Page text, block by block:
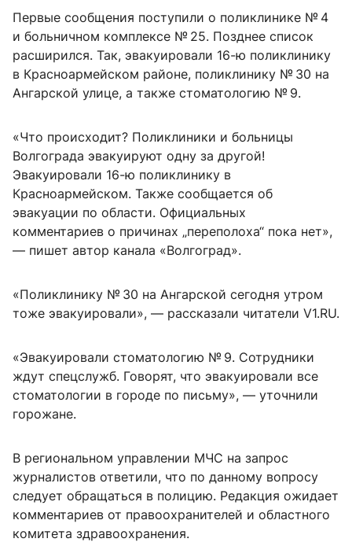
Первые сообщения поступили о поликлинике № 4
и больничном комплексе № 25. Позднее список
расширился. Так, эвакуировали 16-ю поликлинику
в Красноармейском районе, поликлинику № 30 на
Ангарской улице, а также стоматологию № 9.
«Что происходит? Поликлиники и больницы
Волгограда эвакуируют одну за другой!
Эвакуировали 16-ю поликлинику в
Красноармейском. Также сообщается об
эвакуации по области. Официальных
комментариев о причинах „переполоха“ пока нет»,
— пишет автор канала «Волгоград».
«Поликлинику № 30 на Ангарской сегодня утром
тоже эвакуировали», — рассказали читатели V1.RU.
«Эвакуировали стоматологию № 9. Сотрудники
ждут спецслужб. Говорят, что эвакуировали все
стоматологии в городе по письму», — уточнили
горожане.
В региональном управлении МЧС на запрос
журналистов ответили, что по данному вопросу
следует обращаться в полицию. Редакция ожидает
комментариев от правоохранителей и областного
комитета здравоохранения.